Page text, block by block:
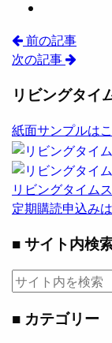
前の記事
次の記事
リビングタイ
紙面サンプルは
リビングタイムス
定期購読申込み
■ サイト内検
■ カテゴリー